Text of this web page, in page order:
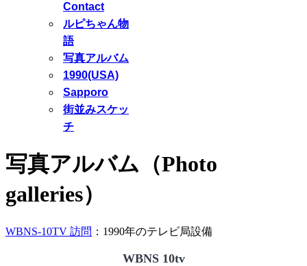
Contact
ルピちゃん物
語
写真アルバム
1990(USA)
Sapporo
街並みスケッ
チ
写真アルバム（Photo
galleries）
WBNS-10TV 訪問 ：1990年のテレビ局設備
WBNS 10tv